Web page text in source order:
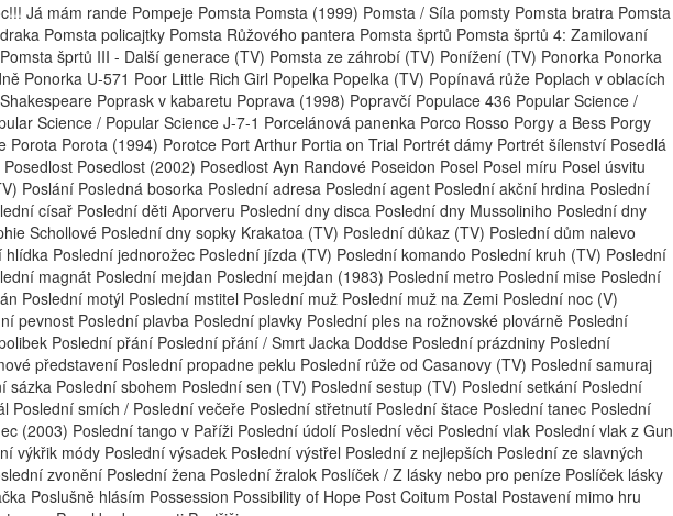
Já mám rande Pompeje Pomsta Pomsta (1999) Pomsta / Síla pomsty Pomsta bratra Pomsta
Pomsta policajtky Pomsta Růžového pantera Pomsta šprtů Pomsta šprtů 4: Zamilovaní
šprtů III - Další generace (TV) Pomsta ze záhrobí (TV) Ponížení (TV) Ponorka Ponorka
Ponorka U-571 Poor Little Rich Girl Popelka Popelka (TV) Popínavá růže Poplach v oblacích
Poprask v kabaretu Poprava (1998) Popravčí Populace 436 Popular Science /
Science / Popular Science J-7-1 Porcelánová panenka Porco Rosso Porgy a Bess Porgy
Porota Porota (1994) Porotce Port Arthur Portia on Trial Portrét dámy Portrét šílenství Posedlá
Posedlost (2002) Posedlost Ayn Randové Poseidon Posel Posel míru Posel úsvitu
Poslání Posledná bosorka Poslední adresa Poslední agent Poslední akční hrdina Poslední
císař Poslední děti Aporveru Poslední dny disca Poslední dny Mussoliniho Poslední dny
Schollové Poslední dny sopky Krakatoa (TV) Poslední důkaz (TV) Poslední dům nalevo
Poslední jednorožec Poslední jízda (TV) Poslední komando Poslední kruh (TV) Poslední
magnát Poslední mejdan Poslední mejdan (1983) Poslední metro Poslední mise Poslední
Poslední motýl Poslední mstitel Poslední muž Poslední muž na Zemi Poslední noc (V)
pevnost Poslední plavba Poslední plavky Poslední ples na rožnovské plovárně Poslední
Poslední přání Poslední přání / Smrt Jacka Doddse Poslední prázdniny Poslední
představení Poslední propadne peklu Poslední růže od Casanovy (TV) Poslední samuraj
sázka Poslední sbohem Poslední sen (TV) Poslední sestup (TV) Poslední setkání Poslední
Poslední smích / Poslední večeře Poslední střetnutí Poslední štace Poslední tanec Poslední
(2003) Poslední tango v Paříži Poslední údolí Poslední věci Poslední vlak Poslední vlak z Gun
výkřik módy Poslední výsadek Poslední výstřel Poslední z nejlepších Poslední ze slavných
zvonění Poslední žena Poslední žralok Poslíček / Z lásky nebo pro peníze Poslíček lásky
Poslušně hlásím Possession Possibility of Hope Post Coitum Postal Postavení mimo hru